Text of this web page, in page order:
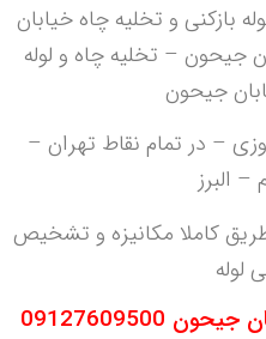
بازکنی و تخلیه چاه خیابان
جیحون – تخلیه چاه و لوله
جیحون
– در تمام نقاط تهران –
البرز
کاملا مکانیزه و تشخیص
لوله